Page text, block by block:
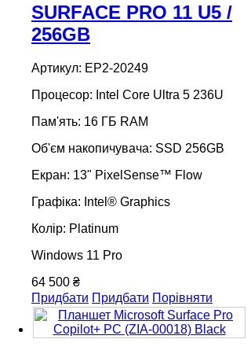
SURFACE PRO 11 U5 /
256GB
Артикул: EP2-20249
Процесор: Intel Core Ultra 5 236U
Пам'ять: 16 ГБ RAM
Об'єм накопичувача: SSD 256GB
Екран: 13" PixelSense™ Flow
Графіка: Intel® Graphics
Колір: Platinum
Windows 11 Pro
64 500 ₴
Придбати Придбати Порівняти